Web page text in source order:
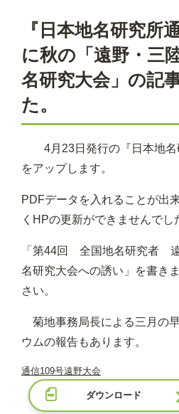
『日本地名研究所
に秋の「遠野・
名研究大会」の記
た。
4月23日発行の『日本地名
をアップします。
PDFデータを入れることが出
くHPの更新ができませんでし
「第44回 全国地名研究者
名研究大会への誘い」を書き
さい。
菊地事務局長による三月の
ウムの報告もあります。
通信109号遠野大会
ダウンロード